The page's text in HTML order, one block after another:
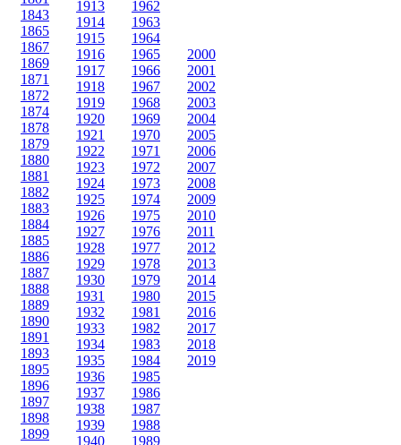
1843
1865
1867
1869
1871
1872
1874
1878
1879
1880
1881
1882
1883
1884
1885
1886
1887
1888
1889
1890
1891
1893
1895
1896
1897
1898
1899
1913
1914
1915
1916
1917
1918
1919
1920
1921
1922
1923
1924
1925
1926
1927
1928
1929
1930
1931
1932
1933
1934
1935
1936
1937
1938
1939
1940
1962
1963
1964
1965
1966
1967
1968
1969
1970
1971
1972
1973
1974
1975
1976
1977
1978
1979
1980
1981
1982
1983
1984
1985
1986
1987
1988
1989
2000
2001
2002
2003
2004
2005
2006
2007
2008
2009
2010
2011
2012
2013
2014
2015
2016
2017
2018
2019